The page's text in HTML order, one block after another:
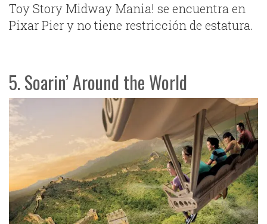
Toy Story Midway Mania! se encuentra en
Pixar Pier y no tiene restricción de estatura.
5. Soarin’ Around the World